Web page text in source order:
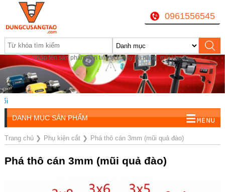
Nhập tên sản phẩm cần tìm, VD: máy đa năng, mũi khoan...
0961556545
DANH MỤC SẢN PHẨM
Trang chủ❯ Phụ kiện cắt❯ Phá thô cán 3mm (mũi quả đào)
Phá thô cán 3mm (mũi quả đào)